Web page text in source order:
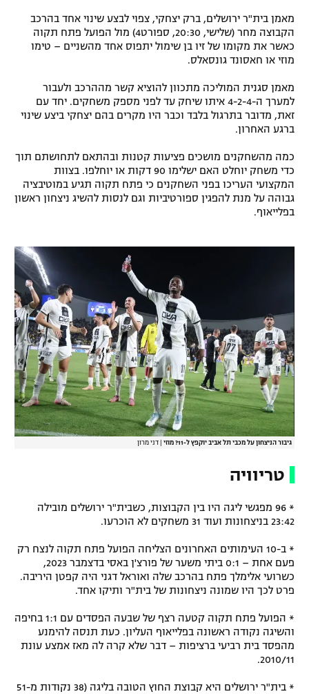
מדיניות פרטיות
תקנון פעילות ספורט 1
רשיון להקרנה פומבית לבית עסק
הצטרפות לחבילת הערוצים
לוח דרושים – ג'ובנט
תגיות
גיימינג E-Sports
מאמן בית"ר ירושלים, ברק יצחקי, צפוי לבצע שינוי אחד בהרכב
הקבוצה מחר (שלישי, 20:30, ספורט4) מול הפועל פתח תקוה
כאשר את מקומו של זיו בן שימול יתפוס אחד מהשניים – טימו
מוזי או חאסונד גונסאלס.
מאמן סגנית המוליכה מתכוון להוציא קשר מההרכב ולעבור
למערך ה-4-2-4 איתו שיחק עד לפני מספק משחקים. יחד עם
זאת, מדובר בתרגול בלבד וכבר היו מקרים בהם יצחקי ביצע שינוי
ברגע האחרון.
כמה מהשחקנים מושכים פציעות קטנות ובהתאם לתחושתם תוך
כדי משחק יוחלט האם ישלימו 90 דקות או יוחלפו. בצוות
המקצועי העריכו בפני השחקנים כי פתח תקוה תגיע במוטיבציה
גבוהה על מנת להפגין ספורטיביות וגם לנסות להשיג ניצחון ראשון
בפלייאוף.
גיבור הניצחון על מכבי תל אביב יוקפץ ל-11? מוזי דני מרון
טריוויה
* 96 מפגשי ליגה היו בין הקבוצות, כשבית"ר ירושלים מובילה
23:42 בניצחונות ועוד 31 משחקים לא הוכרעו.
* ב-10 העימותים האחרונים הצליחה הפועל פתח תקוה לנצח רק
פעם אחת – 0:1 ביתי משער של פורצ'ן באסי בדצמבר 2023,
כשרועי אלימלך פתח בהרכב שלה ואוראל דגני היה קפטן היריבה.
פרט לכך היו שמונה ניצחונות של בית"ר ותיקו אחד.
* הפועל פתח תקוה קטעה רצף של שבעה הפסדים עם 1:1 בחיפה
והשיגה נקודה ראשונה בפלייאוף העליון. כעת תנסה להימנע
מהפסד בית רביעי ברציפות – דבר שלא קרה לה מאז אמצע עונת
2010/11.
* בית"ר ירושלים היא קבוצת החוץ הטובה בליגה (38 נקודות מ-51